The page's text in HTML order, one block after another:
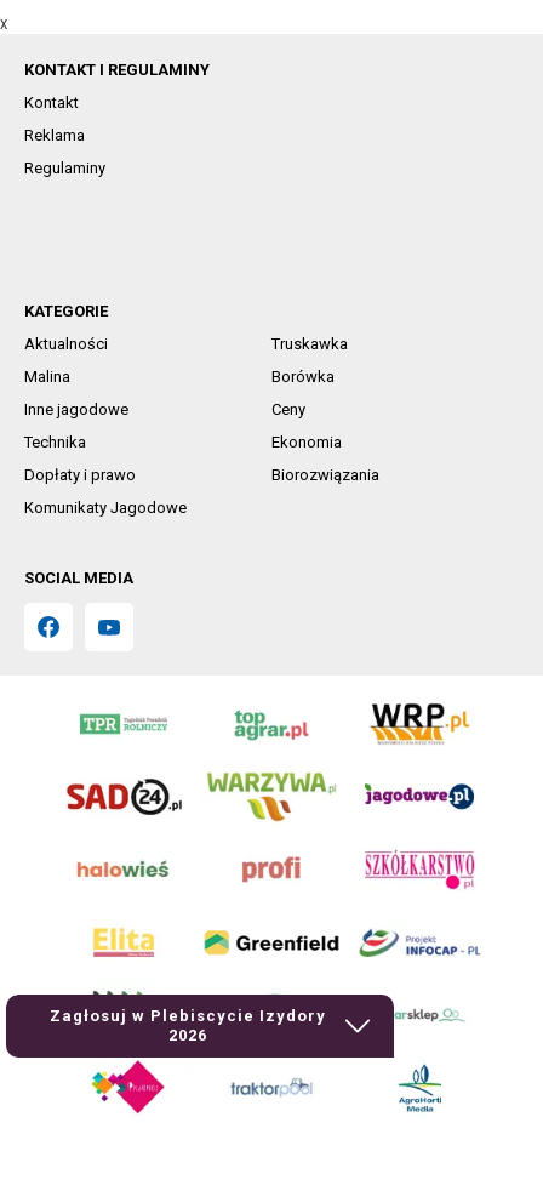
X
Zagłosuj w Plebiscycie Izydory
2026
KONTAKT I REGULAMINY
Kontakt
Reklama
Regulaminy
KATEGORIE
Aktualności
Truskawka
Malina
Borówka
Inne jagodowe
Ceny
Technika
Ekonomia
Dopłaty i prawo
Biorozwiązania
Komunikaty Jagodowe
SOCIAL MEDIA